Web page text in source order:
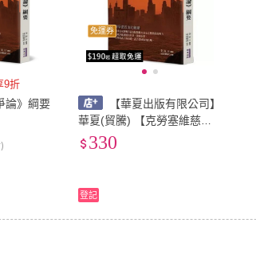
9折
論》綱要
免運券
【華夏出版有限公司】
華夏(貿騰) 【克勞塞維慈
《戰爭論》綱要(成田賴武)】
330
登記